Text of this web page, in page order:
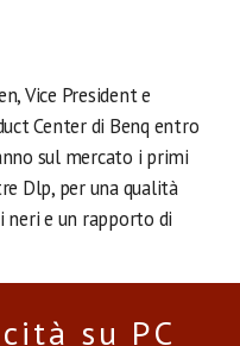
Vice President e
Center di Benq entro
sul mercato i primi
Dlp, per una qualità
neri e un rapporto di
su PC